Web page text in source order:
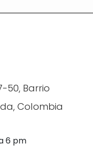
50, Barrio
Colombia
6 pm